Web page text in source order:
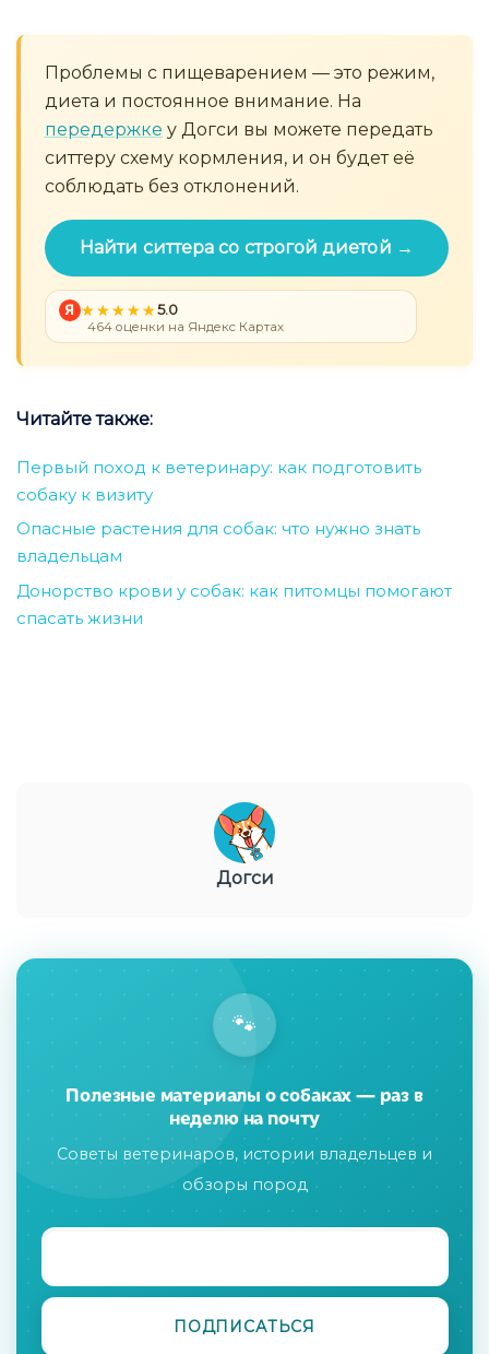
Проблемы с пищеварением — это режим,
диета и постоянное внимание. На
передержке у Догси вы можете передать
ситтеру схему кормления, и он будет её
соблюдать без отклонений.
Найти ситтера со строгой диетой →
Я 5.0
464 оценки на Яндекс Картах
Читайте также:
Первый поход к ветеринару: как подготовить
собаку к визиту
Опасные растения для собак: что нужно знать
владельцам
Донорство крови у собак: как питомцы помогают
спасать жизни
Догси
🐾
Полезные материалы о собаках — раз в
неделю на почту
Советы ветеринаров, истории владельцев и
обзоры пород